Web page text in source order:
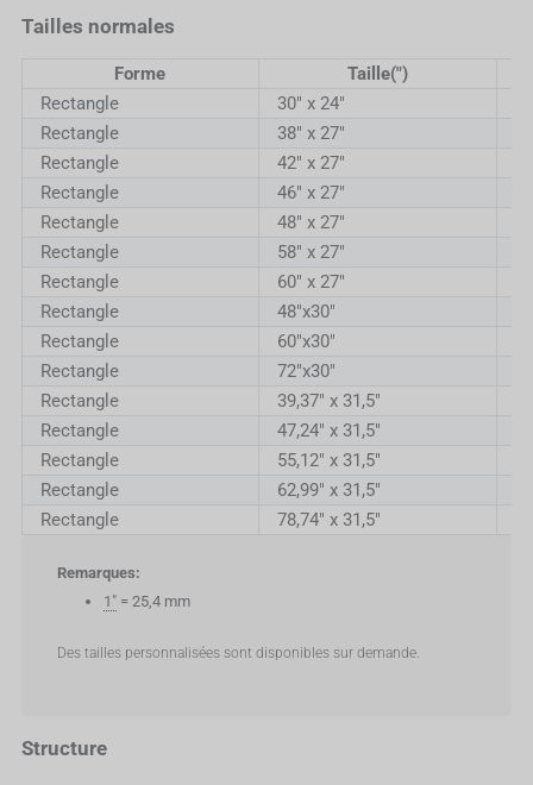
Tailles normales
Forme
Taille(")
Rectangle
30" x 24"
Rectangle
38" x 27"
Rectangle
42" x 27"
Rectangle
46" x 27"
Rectangle
48" x 27"
Rectangle
58" x 27"
Rectangle
60" x 27"
Rectangle
48"x30"
Rectangle
60"x30"
Rectangle
72"x30"
Rectangle
39,37" x 31,5"
Rectangle
47,24" x 31,5"
Rectangle
55,12" x 31,5"
Rectangle
62,99" x 31,5"
Rectangle
78,74" x 31,5"
Remarques:
1" = 25,4 mm
Des tailles personnalisées sont disponibles sur demande.
Structure